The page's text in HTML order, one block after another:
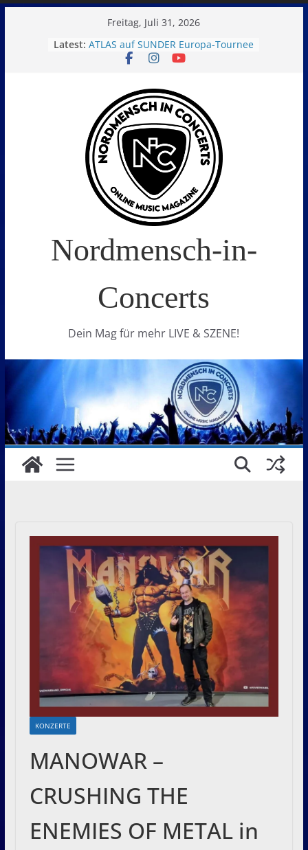
Freitag, Juli 31, 2026
Latest: ATLAS auf SUNDER Europa-Tournee
Oelde Open Air 2026
Freißenbüttel (Ausverkauft!)
FEED THE SICKNESS im Interview
I Prevail – Violent Nature Europe
Tour
Nordmensch-in-
Concerts
Dein Mag für mehr LIVE & SZENE!
KONZERTE
MANOWAR –
CRUSHING THE
ENEMIES OF METAL in